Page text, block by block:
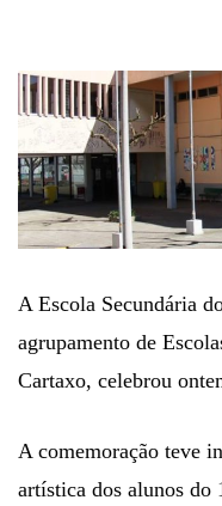
A Escola Secundária
agrupamento de
Cartaxo, celebrou
A comemoração teve
artística dos alunos do